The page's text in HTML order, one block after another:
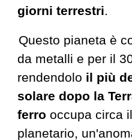
giorni terrestri.
Questo pianeta è
da metalli e per il
rendendolo il più
solare dopo la
ferro occupa circa
planetario,